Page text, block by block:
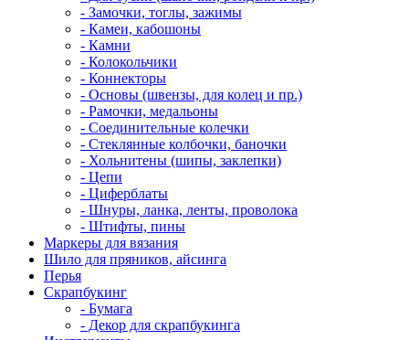
- Замочки, тоглы, зажимы
- Камеи, кабошоны
- Камни
- Колокольчики
- Коннекторы
- Основы (швензы, для колец и пр.)
- Рамочки, медальоны
- Соединительные колечки
- Стеклянные колбочки, баночки
- Хольнитены (шипы, заклепки)
- Цепи
- Циферблаты
- Шнуры, ланка, ленты, проволока
- Штифты, пины
Маркеры для вязания
Шило для пряников, айсинга
Перья
Скрапбукинг
- Бумага
- Декор для скрапбукинга